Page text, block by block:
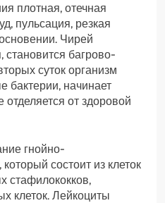
плотная, отечная
пульсация, резкая
Чирей
становится багрово-
суток организм
бактерии, начинает
от здоровой
гнойно-
состоит из клеток
стафилококков,
клеток. Лейкоциты